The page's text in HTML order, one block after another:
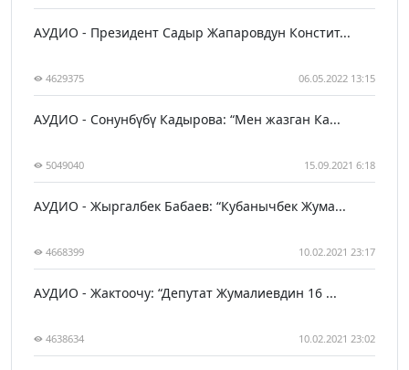
АУДИО - Президент Садыр Жапаровдун Констит...
4629375 06.05.2022 13:15
АУДИО - Сонунбүбү Кадырова: “Мен жазган Ка...
5049040 15.09.2021 6:18
АУДИО - Жыргалбек Бабаев: “Кубанычбек Жума...
4668399 10.02.2021 23:17
АУДИО - Жактоочу: “Депутат Жумалиевдин 16 ...
4638634 10.02.2021 23:02